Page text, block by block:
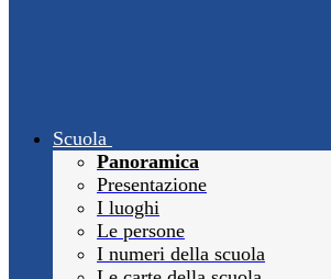
Scuola
Panoramica
Presentazione
I luoghi
Le persone
I numeri della scuola